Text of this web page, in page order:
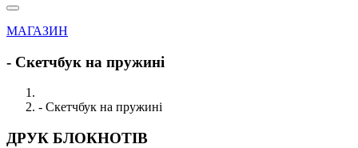
МАГАЗИН
- Скетчбук на пружині
- Скетчбук на пружині
ДРУК БЛОКНОТІВ